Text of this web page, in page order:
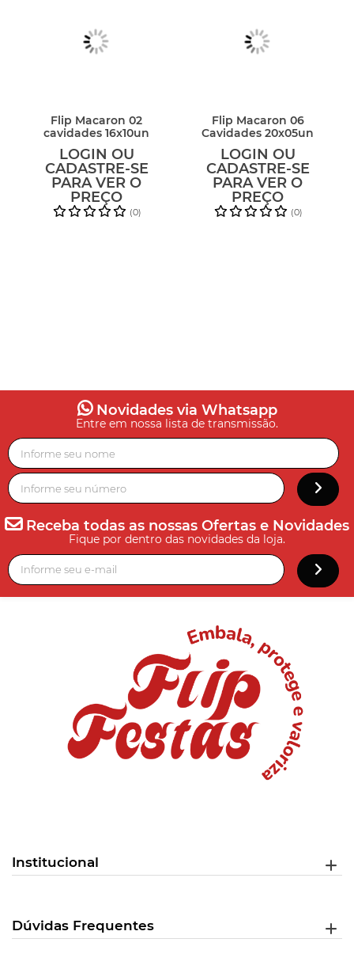
Flip Macaron 02
cavidades 16x10un
LOGIN OU
CADASTRE-SE
PARA VER O
PREÇO
(0)
Flip Macaron 06
Cavidades 20x05un
LOGIN OU
CADASTRE-SE
PARA VER O
PREÇO
(0)
Novidades via Whatsapp
Entre em nossa lista de transmissão.
Receba todas as nossas Ofertas e Novidades
Fique por dentro das novidades da loja.
Institucional
Dúvidas Frequentes